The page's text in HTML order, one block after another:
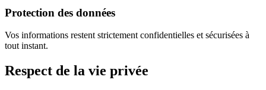
Protection des données
Vos informations restent strictement confidentielles et sécurisées à
tout instant.
Respect de la vie privée